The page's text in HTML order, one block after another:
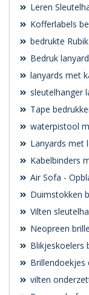
Leren
Kofferlabels
bedrukte
Bedruk
lanyards met
sleutelhanger
Tape
waterpistool
Lanyards met
Kabelbinders
Air Sofa -
Duimstokken
Vilten
Neopreen
Blikjeskoelers
Brillendoekjes
vilten